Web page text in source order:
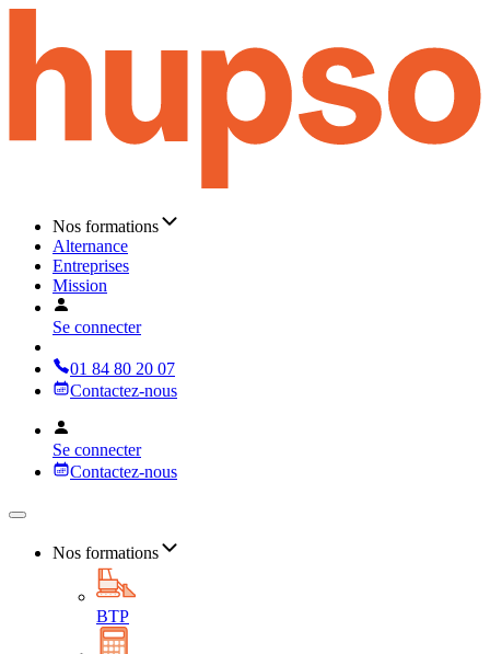
Nos formations
Alternance
Entreprises
Mission
Se connecter
01 84 80 20 07
Contactez-nous
Se connecter
Contactez-nous
Nos formations
BTP